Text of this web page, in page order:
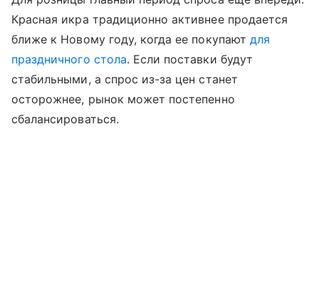
Красная икра традиционно активнее продается
ближе к Новому году, когда ее покупают для
праздничного стола. Если поставки будут
стабильными, а спрос из-за цен станет
осторожнее, рынок может постепенно
сбалансироваться.